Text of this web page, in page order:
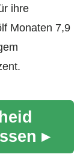
ihre
Monaten 7,9
▸